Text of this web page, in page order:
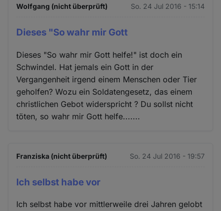
Wolfgang (nicht überprüft) So. 24 Jul 2016 - 15:14
Dieses "So wahr mir Gott
Dieses "So wahr mir Gott helfe!" ist doch ein
Schwindel. Hat jemals ein Gott in der
Vergangenheit irgend einem Menschen oder Tier
geholfen? Wozu ein Soldatengesetz, das einem
christlichen Gebot widerspricht ? Du sollst nicht
töten, so wahr mir Gott helfe.......
Franziska (nicht überprüft) So. 24 Jul 2016 - 19:57
Ich selbst habe vor
Ich selbst habe vor mittlerweile drei Jahren gelobt